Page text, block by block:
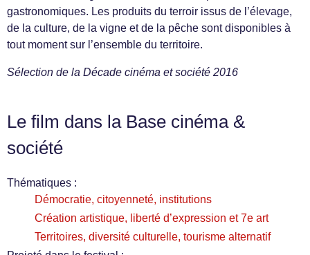
gastronomiques. Les produits du terroir issus de l’élevage,
de la culture, de la vigne et de la pêche sont disponibles à
tout moment sur l’ensemble du territoire.
Sélection de la Décade cinéma et société 2016
Le film dans la Base cinéma &
société
Thématiques :
Démocratie, citoyenneté, institutions
Création artistique, liberté d’expression et 7e art
Territoires, diversité culturelle, tourisme alternatif